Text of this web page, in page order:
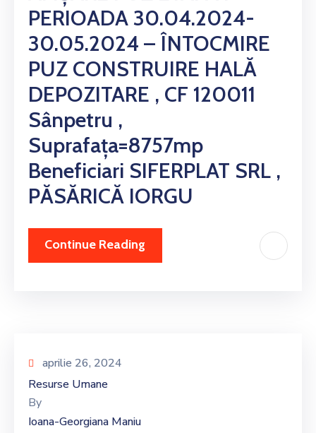
PERIOADA 30.04.2024-
30.05.2024 – ÎNTOCMIRE
PUZ CONSTRUIRE HALĂ
DEPOZITARE , CF 120011
Sânpetru ,
Suprafața=8757mp
Beneficiari SIFERPLAT SRL ,
PĂSĂRICĂ IORGU
Continue Reading
aprilie 26, 2024
Resurse Umane
By
Ioana-Georgiana Maniu